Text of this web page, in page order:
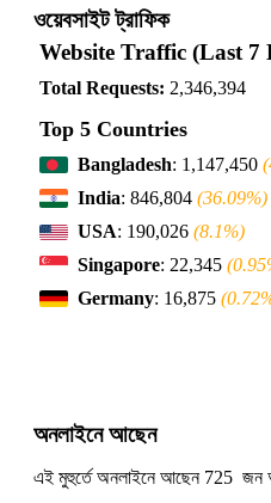
ওয়েবসাইট ট্রাফিক
Website Traffic (Last 7
Total Requests: 2,346,394
Top 5 Countries
Bangladesh: 1,147,450
India: 846,804 (36.09%)
USA: 190,026 (8.1%)
Singapore: 22,345
Germany: 16,875
অনলাইনে আছেন
এই মুহুর্তে অনলাইনে আছেন 725 জন